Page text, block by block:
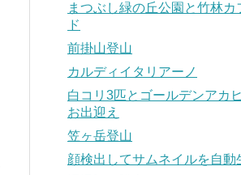
まつぶし緑の丘公園と竹林カ
ド
前掛山登山
カルディイタリアーノ
白コリ3匹とゴールデンアカ
お出迎え
笠ヶ岳登山
顔検出してサムネイルを自動